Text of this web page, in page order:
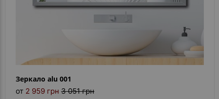
Зеркало alu 001
от 2 959 грн 3 051 грн